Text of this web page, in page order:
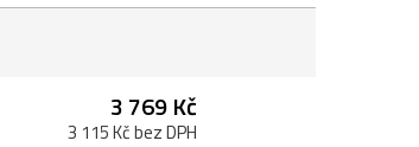
3 769 Kč
3 115 Kč bez DPH